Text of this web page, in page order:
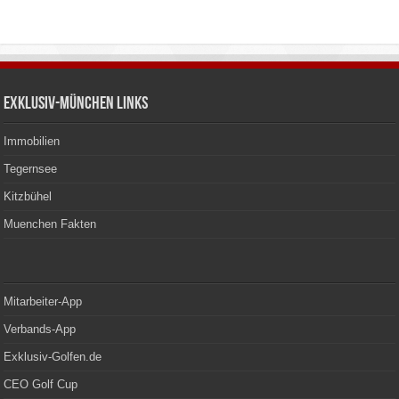
Exklusiv-München Links
Immobilien
Tegernsee
Kitzbühel
Muenchen Fakten
Mitarbeiter-App
Verbands-App
Exklusiv-Golfen.de
CEO Golf Cup